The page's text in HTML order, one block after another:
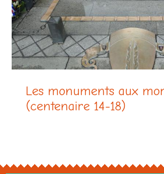
Les monuments aux
(centenaire 14-18)